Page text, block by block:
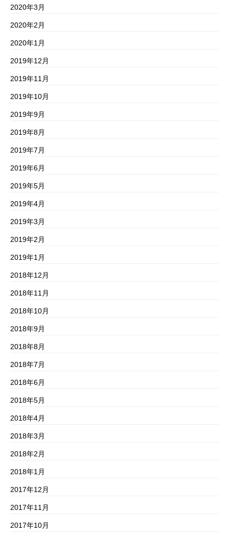
2020年3月
2020年2月
2020年1月
2019年12月
2019年11月
2019年10月
2019年9月
2019年8月
2019年7月
2019年6月
2019年5月
2019年4月
2019年3月
2019年2月
2019年1月
2018年12月
2018年11月
2018年10月
2018年9月
2018年8月
2018年7月
2018年6月
2018年5月
2018年4月
2018年3月
2018年2月
2018年1月
2017年12月
2017年11月
2017年10月